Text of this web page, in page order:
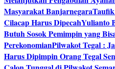
Masyarakat Banjarnegara
Cilacap Harus DipecahYulianto
Butuh Sosok Pemimpin yang
PerekonomianPilwakot Tegal :
Harus Dipimpin Orang Tegal